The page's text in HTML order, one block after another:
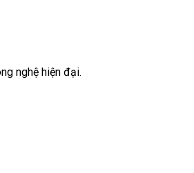
nghệ hiện đại.